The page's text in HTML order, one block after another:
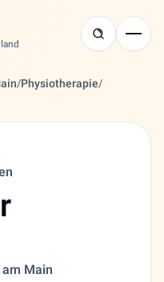
/Physiotherapie/
Main